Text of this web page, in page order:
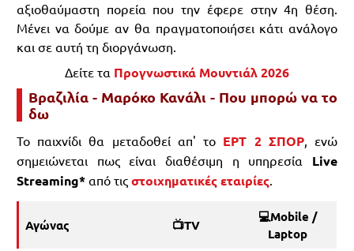
αξιοθαύμαστη πορεία που την έφερε στην 4η θέση.
Μένει να δούμε αν θα πραγματοποιήσει κάτι ανάλογο
και σε αυτή τη διοργάνωση.
Δείτε τα Προγνωστικά Μουντιάλ 2026
Βραζιλία - Μαρόκο Κανάλι - Που μπορώ να το
δω
Το παιχνίδι θα μεταδοθεί απ' το ΕΡΤ 2 ΣΠΟΡ, ενώ
σημειώνεται πως είναι διαθέσιμη η υπηρεσία Live
Streaming* από τις στοιχηματικές εταιρίες.
Αγώνας 📺TV
💻Mobile /
Laptop